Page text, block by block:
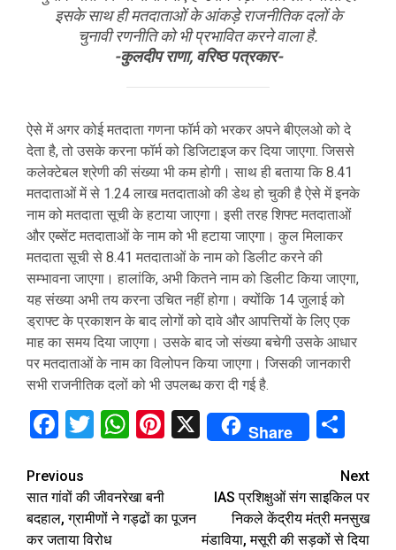
इसके साथ ही मतदाताओं के आंकड़े राजनीतिक दलों के
चुनावी रणनीति को भी प्रभावित करने वाला है.
-कुलदीप राणा, वरिष्ठ पत्रकार-
ऐसे में अगर कोई मतदाता गणना फॉर्म को भरकर अपने बीएलओ को दे
देता है, तो उसके करना फॉर्म को डिजिटाइज कर दिया जाएगा. जिससे
कलेक्टेबल श्रेणी की संख्या भी कम होगी। साथ ही बताया कि 8.41
मतदाताओं में से 1.24 लाख मतदाताओ की डेथ हो चुकी है ऐसे में इनके
नाम को मतदाता सूची के हटाया जाएगा। इसी तरह शिफ्ट मतदाताओं
और एब्सेंट मतदाताओं के नाम को भी हटाया जाएगा। कुल मिलाकर
मतदाता सूची से 8.41 मतदाताओं के नाम को डिलीट करने की
सम्भावना जाएगा। हालांकि, अभी कितने नाम को डिलीट किया जाएगा,
यह संख्या अभी तय करना उचित नहीं होगा। क्योंकि 14 जुलाई को
ड्राफ्ट के प्रकाशन के बाद लोगों को दावे और आपत्तियों के लिए एक
माह का समय दिया जाएगा। उसके बाद जो संख्या बचेगी उसके आधार
पर मतदाताओं के नाम का विलोपन किया जाएगा। जिसकी जानकारी
सभी राजनीतिक दलों को भी उपलब्ध करा दी गई है.
Facebook
Twitter
WhatsApp
Pinterest
X Share
Continue
Reading
Previous
सात गांवों की जीवनरेखा बनी
बदहाल, ग्रामीणों ने गड्ढों का पूजन
कर जताया विरोध
Next
IAS प्रशिक्षुओं संग साइकिल पर
निकले केंद्रीय मंत्री मनसुख
मंडाविया, मसूरी की सड़कों से दिया